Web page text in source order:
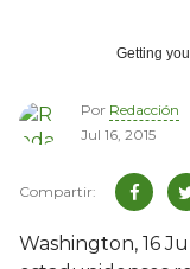
Getting
Por Redacción
Jul 16, 2015
Washington, 16